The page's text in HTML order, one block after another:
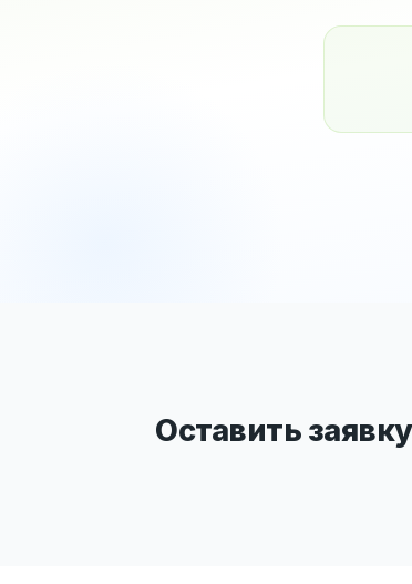
Оставить заявку